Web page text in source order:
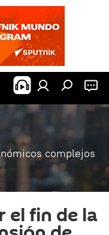
complejos
el fin de la